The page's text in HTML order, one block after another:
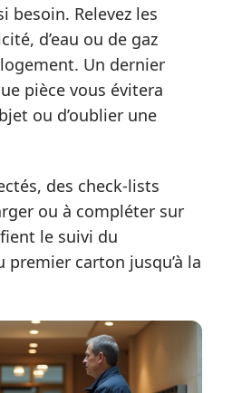
besoin. Relevez les
d’eau ou de gaz
Un dernier
pièce vous évitera
ou d’oublier une
des check-lists
ou à compléter sur
le suivi du
carton jusqu’à la